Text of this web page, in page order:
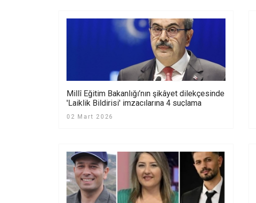
Millî Eğitim Bakanlığı’nın şikâyet dilekçesinde
'Laiklik Bildirisi' imzacılarına 4 suçlama
yöneltildi
02 Mart 2026